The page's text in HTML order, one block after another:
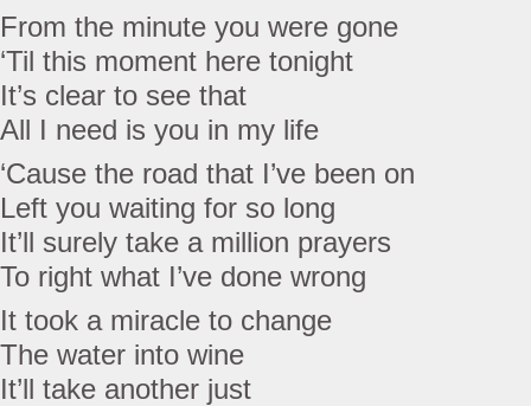
From the minute you were gone
‘Til this moment here tonight
It’s clear to see that
All I need is you in my life
‘Cause the road that I’ve been on
Left you waiting for so long
It’ll surely take a million prayers
To right what I’ve done wrong
It took a miracle to change
The water into wine
It’ll take another just